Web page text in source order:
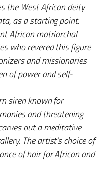
the West African deity
as a starting point.
African matriarchal
who revered this figure
and missionaries
of power and self-
siren known for
and threatening
out a meditative
The artist’s choice of
of hair for African and